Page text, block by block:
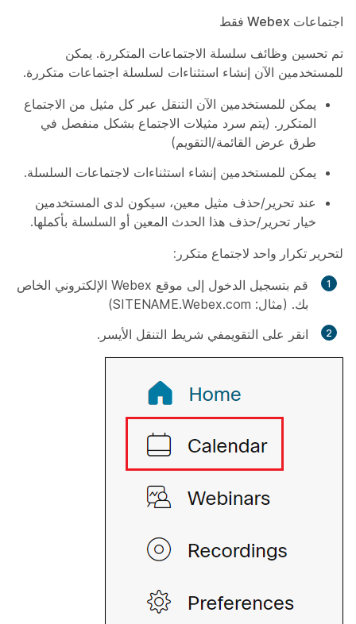
اجتماعات Webex فقط
تم تحسين وظائف سلسلة الاجتماعات المتكررة. يمكن
للمستخدمين الآن إنشاء استثناءات لسلسلة اجتماعات متكررة.
يمكن للمستخدمين الآن التنقل عبر كل مثيل من الاجتماع
المتكرر. (يتم سرد مثيلات الاجتماع بشكل منفصل في
طرق عرض القائمة/التقويم)
يمكن للمستخدمين إنشاء استثناءات لاجتماعات السلسلة.
عند تحرير/حذف مثيل معين، سيكون لدى المستخدمين
خيار تحرير/حذف هذا الحدث المعين أو السلسلة بأكملها.
لتحرير تكرار واحد لاجتماع متكرر:
قم بتسجيل الدخول إلى موقع Webex الإلكتروني الخاص
بك. (مثال: SITENAME.Webex.com)
انقر على التقويمفي شريط التنقل الأيسر.